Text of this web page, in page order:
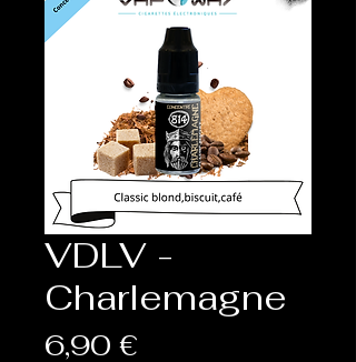
VDLV -
Charlemagne
6,90 €